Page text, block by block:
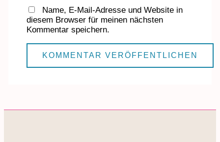
Name, E-Mail-Adresse und Website in
diesem Browser für meinen nächsten
Kommentar speichern.